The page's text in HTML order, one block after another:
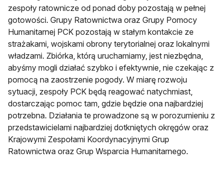
zespoły ratownicze od ponad doby pozostają w pełnej
gotowości. Grupy Ratownictwa oraz Grupy Pomocy
Humanitarnej PCK pozostają w stałym kontakcie ze
strażakami, wojskami obrony terytorialnej oraz lokalnymi
władzami. Zbiórka, którą uruchamiamy, jest niezbędna,
abyśmy mogli działać szybko i efektywnie, nie czekając z
pomocą na zaostrzenie pogody. W miarę rozwoju
sytuacji, zespoły PCK będą reagować natychmiast,
dostarczając pomoc tam, gdzie będzie ona najbardziej
potrzebna. Działania te prowadzone są w porozumieniu z
przedstawicielami najbardziej dotkniętych okręgów oraz
Krajowymi Zespołami Koordynacyjnymi Grup
Ratownictwa oraz Grup Wsparcia Humanitarnego.